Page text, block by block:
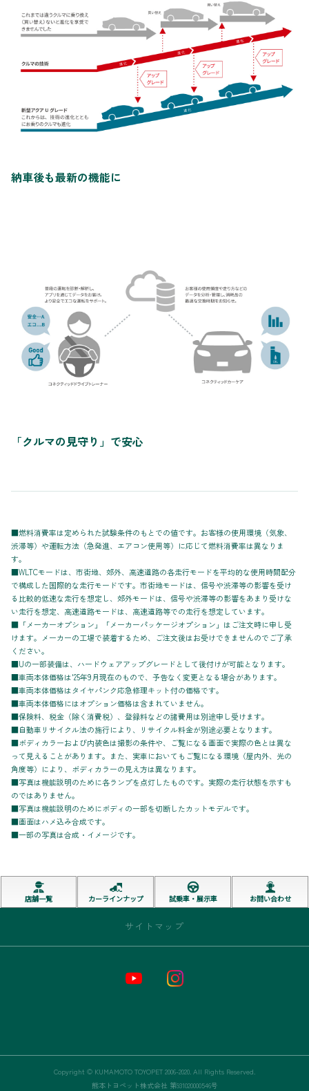
納車後も最新の機能に
「クルマの見守り」で安心
■燃料消費率は定められた試験条件のもとでの値です。お客様の使用環境（気象、
渋滞等）や運転方法（急発進、エアコン使用等）に応じて燃料消費率は異なりま
す。
■WLTCモードは、市街地、郊外、高速道路の各走行モードを平均的な使用時間配分
で構成した国際的な走行モードです。市街地モードは、信号や渋滞等の影響を受け
る比較的低速な走行を想定し、郊外モードは、信号や渋滞等の影響をあまり受けな
い走行を想定、高速道路モードは、高速道路等での走行を想定しています。
■「メーカーオプション」「メーカーパッケージオプション」はご注文時に申し受
けます。メーカーの工場で装着するため、ご注文後はお受けできませんのでご了承
ください。
■Uの一部装備は、ハードウェアアップグレードとして後付けが可能となります。
■車両本体価格は'25年9月現在のもので、予告なく変更となる場合があります。
■車両本体価格はタイヤパンク応急修理キット付の価格です。
■車両本体価格にはオプション価格は含まれていません。
■保険料、税金（除く消費税）、登録料などの諸費用は別途申し受けます。
■自動車リサイクル法の施行により、リサイクル料金が別途必要となります。
■ボディカラーおよび内装色は撮影の条件や、ご覧になる画面で実際の色とは異な
って見えることがあります。また、実車においてもご覧になる環境（屋内外、光の
角度等）により、ボディカラーの見え方は異なります。
■写真は機能説明のために各ランプを点灯したものです。実際の走行状態を示すも
のではありません。
■写真は機能説明のためにボディの一部を切断したカットモデルです。
■画面はハメ込み合成です。
■一部の写真は合成・イメージです。
店舗一覧 カーラインナップ 試乗車・展示車 お問い合わせ
サイトマップ
Copyright © KUMAMOTO TOYOPET 2006-2020. All Rights Reserved.
熊本トヨペット株式会社 第931020000546号